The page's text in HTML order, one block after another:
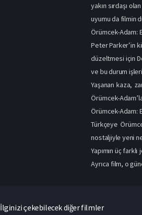
yakın sırdaşı
uyumu da filmin
Örümcek-Adam:
Peter Parker’in
düzeltmesi için
ve bu durum
Yaşanan kaza,
Örümcek-
Örümcek-Adam:
Türkçeye
nostaljiyle yeni
Yapımın üç
Ayrıca film, o
İlginizi çekebilecek diğer filmler